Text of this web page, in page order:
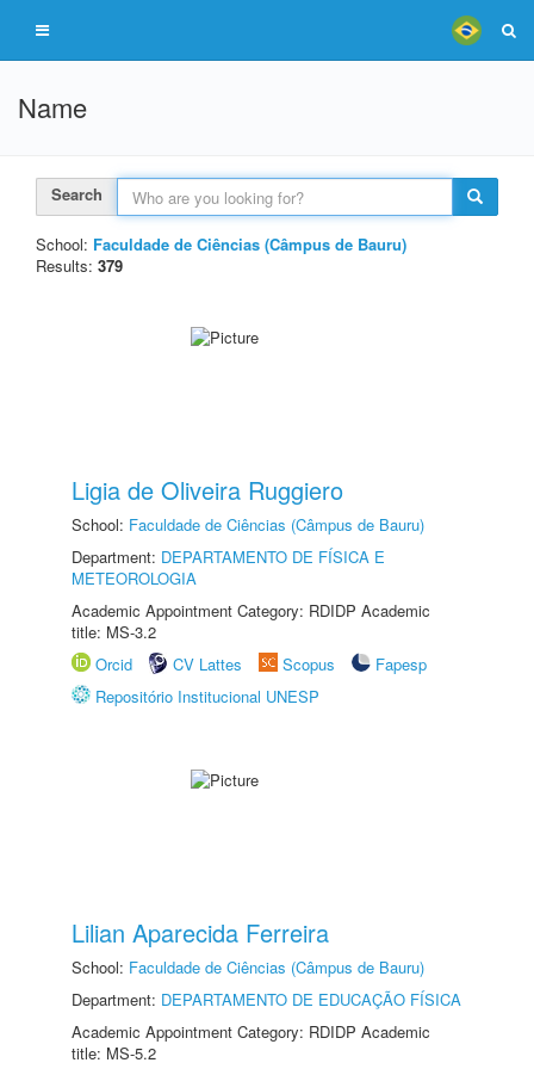
Name
Search
School: Faculdade de Ciências (Câmpus de Bauru)
Results: 379
Ligia de Oliveira Ruggiero
School: Faculdade de Ciências (Câmpus de Bauru)
Department: DEPARTAMENTO DE FÍSICA E
METEOROLOGIA
Academic Appointment Category: RDIDP Academic
title: MS-3.2
Orcid
CV Lattes Scopus
Fapesp
Repositório Institucional UNESP
Lilian Aparecida Ferreira
School: Faculdade de Ciências (Câmpus de Bauru)
Department: DEPARTAMENTO DE EDUCAÇÃO FÍSICA
Academic Appointment Category: RDIDP Academic
title: MS-5.2